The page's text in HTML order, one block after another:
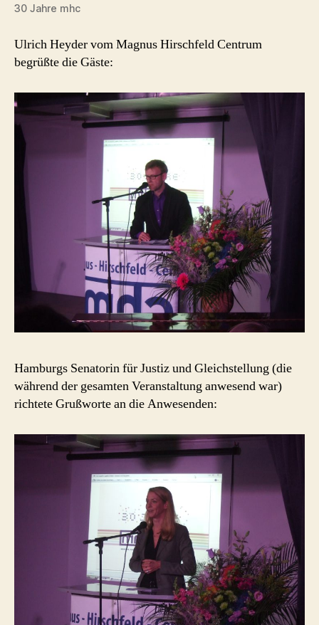
30 Jahre mhc
Ulrich Heyder vom Magnus Hirschfeld Centrum
begrüßte die Gäste:
Hamburgs Senatorin für Justiz und Gleichstellung (die
während der gesamten Veranstaltung anwesend war)
richtete Grußworte an die Anwesenden: